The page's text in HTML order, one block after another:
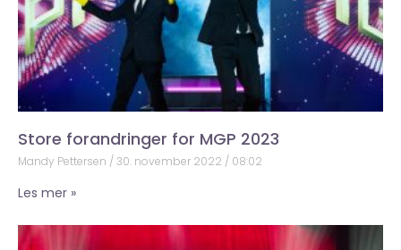
Store forandringer for MGP 2023
Mandy Pettersen 30. november 2022 08:02
Les mer »